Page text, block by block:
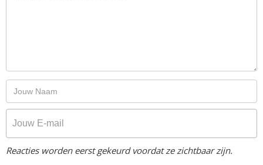
Reacties worden eerst gekeurd voordat ze zichtbaar zijn.